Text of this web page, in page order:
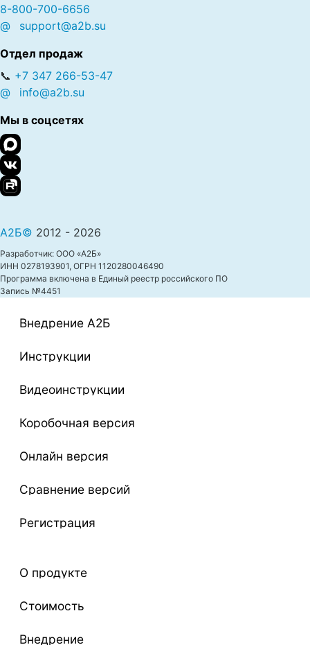
8-800-700-6656
@
support@a2b.su
Отдел продаж
📞 +7 347 266-53-47
@
info@a2b.su
Мы в соцсетях
А2Б© 2012 - 2026
Разработчик: ООО «А2Б»
ИНН 0278193901, ОГРН 1120280046490
Программа включена в Единый реестр российского ПО
Запись №4451
Внедрение A2Б
Инструкции
Видеоинструкции
Коробочная версия
Онлайн версия
Сравнение версий
Регистрация
О продукте
Стоимость
Внедрение